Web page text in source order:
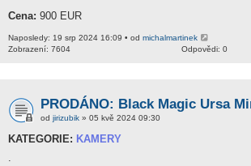
Cena: 900 EUR
Naposledy: 19 srp 2024 16:09 • od michalmartinek
Odpovědi: 0
Zobrazení: 7604
PRODÁNO: Black Magic Ursa
od jirizubik » 05 kvě 2024 09:30
KATEGORIE: KAMERY
.